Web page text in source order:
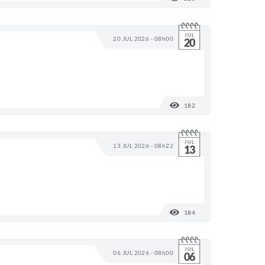
20 JUL 2026 - 08h00 JUL
20
182
13 JUL 2026 - 08h22 JUL
13
184
06 JUL 2026 - 08h00 JUL
06